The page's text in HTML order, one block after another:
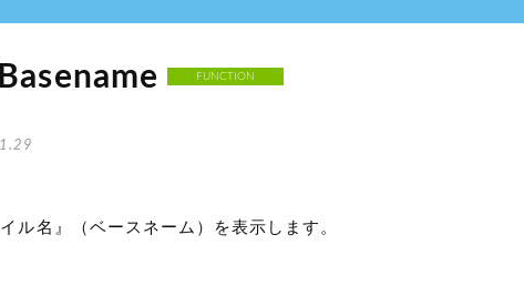
FUNCTION
ル名』（ベースネーム）を表示します。